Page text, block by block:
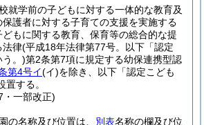
就学前の子どもに対する一体的な教育及
護者に対する子育ての支援を実施する
もに関する教育、保育等の総合的な提
法律(平成18年法律第77号。以下「認定
う。)第2条第7項に規定する幼保連携型認
第4号イ(イ)を除き、以下「認定こども
置する。
・一部改正)
の名称及び位置は、 別表名称の欄及び位